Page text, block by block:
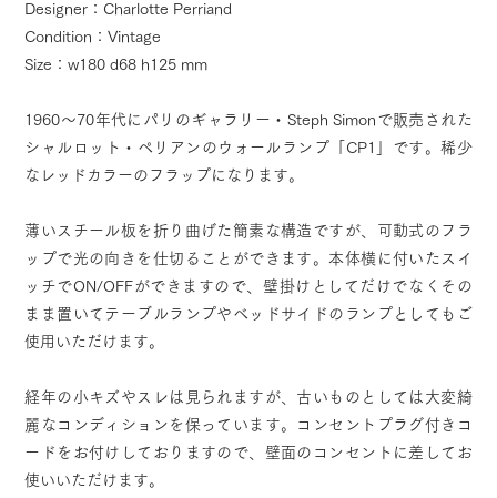
Designer：Charlotte Perriand
Condition：Vintage
Size：w180 d68 h125 mm
1960〜70年代にパリのギャラリー・Steph Simonで販売された
シャルロット・ペリアンのウォールランプ「CP1」です。稀少
なレッドカラーのフラップになります。
薄いスチール板を折り曲げた簡素な構造ですが、可動式のフラ
ップで光の向きを仕切ることができます。本体横に付いたスイ
ッチでON/OFFができますので、壁掛けとしてだけでなくその
まま置いてテーブルランプやベッドサイドのランプとしてもご
使用いただけます。
経年の小キズやスレは見られますが、古いものとしては大変綺
麗なコンディションを保っています。コンセントプラグ付きコ
ードをお付けしておりますので、壁面のコンセントに差してお
使いいただけます。